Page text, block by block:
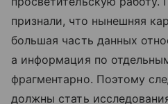
признали, что нынешняя
большая часть данных
а информация по
фрагментарно. Поэтому
должны стать